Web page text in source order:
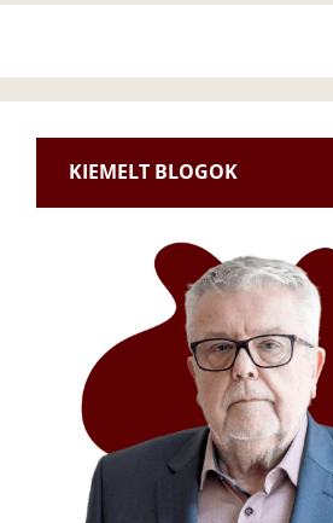
KIEMELT BLOGOK